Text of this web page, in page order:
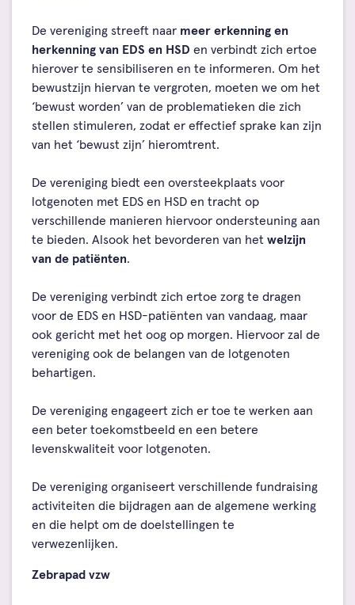
Zebrapad vzw
De vereniging streeft naar meer erkenning en
herkenning van EDS en HSD en verbindt zich ertoe
hierover te sensibiliseren en te informeren. Om het
bewustzijn hiervan te vergroten, moeten we om het
‘bewust worden’ van de problematieken die zich
stellen stimuleren, zodat er effectief sprake kan zijn
van het ‘bewust zijn’ hieromtrent.
De vereniging biedt een oversteekplaats voor
lotgenoten met EDS en HSD en tracht op
verschillende manieren hiervoor ondersteuning aan
te bieden. Alsook het bevorderen van het welzijn
van de patiënten.
De vereniging verbindt zich ertoe zorg te dragen
voor de EDS en HSD-patiënten van vandaag, maar
ook gericht met het oog op morgen. Hiervoor zal de
vereniging ook de belangen van de lotgenoten
behartigen.
De vereniging engageert zich er toe te werken aan
een beter toekomstbeeld en een betere
levenskwaliteit voor lotgenoten.
De vereniging organiseert verschillende fundraising
activiteiten die bijdragen aan de algemene werking
en die helpt om de doelstellingen te
verwezenlijken.